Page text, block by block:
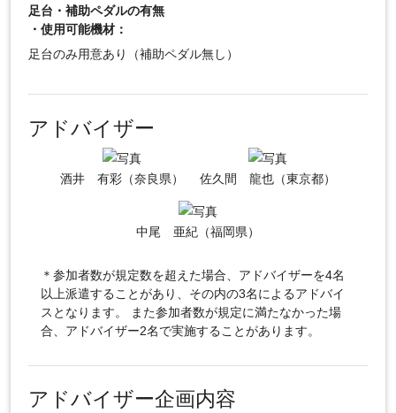
足台・補助ペダルの有無
・使用可能機材：
足台のみ用意あり（補助ペダル無し）
アドバイザー
酒井 有彩（奈良県） 佐久間 龍也（東京都）
中尾 亜紀（福岡県）
＊参加者数が規定数を超えた場合、アドバイザーを4名
以上派遣することがあり、その内の3名によるアドバイ
スとなります。 また参加者数が規定に満たなかった場
合、アドバイザー2名で実施することがあります。
アドバイザー企画内容